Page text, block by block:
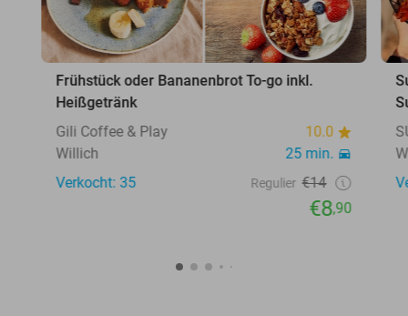
Frühstück oder Bananenbrot To-go inkl.
Heißgetränk
Gili Coffee & Play
10.0
Willich
25 min.
Verkocht: 35
Regulier €14
€8,90